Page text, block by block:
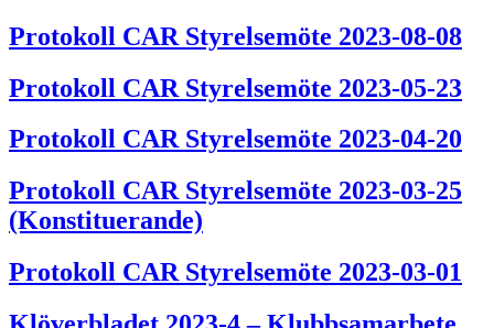
Protokoll CAR Styrelsemöte 2023-08-08
Protokoll CAR Styrelsemöte 2023-05-23
Protokoll CAR Styrelsemöte 2023-04-20
Protokoll CAR Styrelsemöte 2023-03-25
(Konstituerande)
Protokoll CAR Styrelsemöte 2023-03-01